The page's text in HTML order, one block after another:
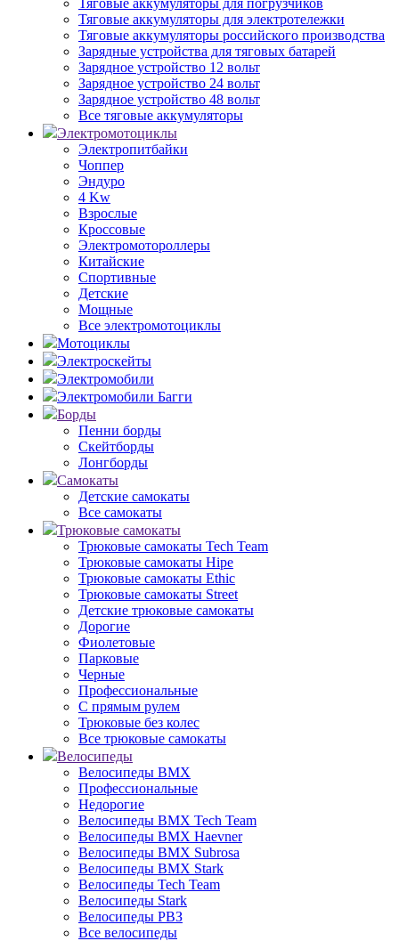
Тяговые аккумуляторы для погрузчиков
Тяговые аккумуляторы для электротележки
Тяговые аккумуляторы российского производства
Зарядные устройства для тяговых батарей
Зарядное устройство 12 вольт
Зарядное устройство 24 вольт
Зарядное устройство 48 вольт
Все тяговые аккумуляторы
Электромотоциклы
Электропитбайки
Чоппер
Эндуро
4 Kw
Взрослые
Кроссовые
Электромотороллеры
Китайские
Спортивные
Детские
Мощные
Все электромотоциклы
Мотоциклы
Электроскейты
Электромобили
Электромобили Багги
Борды
Пенни борды
Скейтборды
Лонгборды
Самокаты
Детские самокаты
Все самокаты
Трюковые самокаты
Трюковые самокаты Tech Team
Трюковые самокаты Hipe
Трюковые самокаты Ethic
Трюковые самокаты Street
Детские трюковые самокаты
Дорогие
Фиолетовые
Парковые
Черные
Профессиональные
С прямым рулем
Трюковые без колес
Все трюковые самокаты
Велосипеды
Велосипеды BMX
Профессиональные
Недорогие
Велосипеды BMX Tech Team
Велосипеды BMX Haevner
Велосипеды BMX Subrosa
Велосипеды BMX Stark
Велосипеды Tech Team
Велосипеды Stark
Велосипеды РВЗ
Все велосипеды